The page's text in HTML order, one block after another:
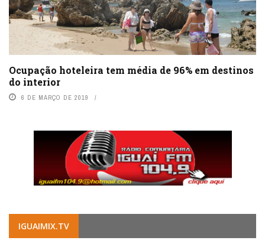
Ocupação hoteleira tem média de 96% em destinos
do interior
6 DE MARÇO DE 2019
IGUAIMIX.TV